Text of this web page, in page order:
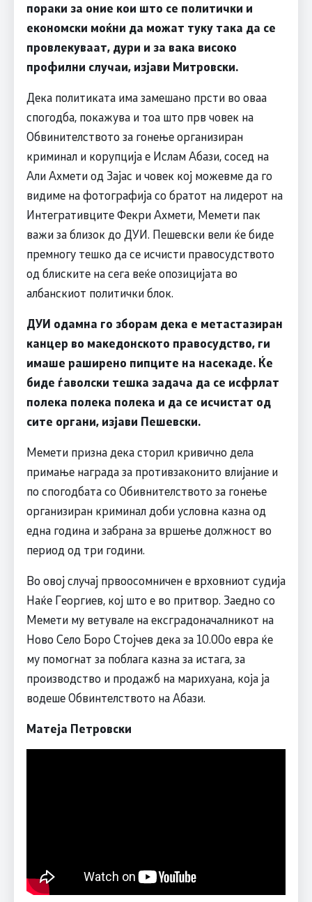
пораки за оние кои што се политички и
економски моќни да можат туку така да се
провлекуваат, дури и за вака високо
профилни случаи, изјави Митровски.
Дека политиката има замешано прсти во оваа
спогодба, покажува и тоа што прв човек на
Обвинителството за гонење организиран
криминал и корупција е Ислам Абази, сосед на
Али Ахмети од Зајас и човек кој можевме да го
видиме на фотографија со братот на лидерот на
Интегративците Фекри Ахмети, Мемети пак
важи за близок до ДУИ. Пешевски вели ќе биде
премногу тешко да се исчисти правосудството
од блиските на сега веќе опозицијата во
албанскиот политички блок.
ДУИ одамна го зборам дека е метастазиран
канцер во македонското правосудство, ги
имаше раширено пипците на насекаде. Ќе
биде ѓаволски тешка задача да се исфрлат
полека полека полека и да се исчистат од
сите органи, изјави Пешевски.
Мемети призна дека сторил кривично дела
примање награда за противзаконито влијание и
по спогодбата со Обивнителството за гонење
организиран криминал доби условна казна од
една година и забрана за вршење должност во
период од три години.
Во овој случај првоосомничен е врховниот судија
Наќе Георгиев, кој што е во притвор. Заедно со
Мемети му ветувале на ексградоначалникот на
Ново Село Боро Стојчев дека за 10.00о евра ќе
му помогнат за поблага казна за истага, за
производство и продажб на марихуана, која ја
водеше Обвинтелството на Абази.
Матеја Петровски